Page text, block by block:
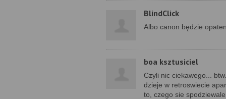
BlindClick
Albo canon będzie
boa ksztusiciel
Czyli nic ciekawego...
dzieje w retroswiecie
to, czego sie